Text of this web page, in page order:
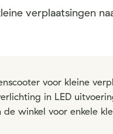
verplaatsingen
voor kleine
in LED
winkel voor enkele